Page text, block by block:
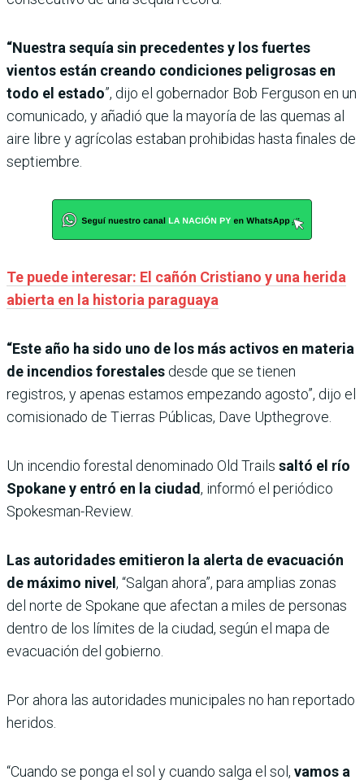
“Nuestra sequía sin precedentes y los fuertes
vientos están creando condiciones peligrosas en
todo el estado”, dijo el gobernador Bob Ferguson en un
comunicado, y añadió que la mayoría de las quemas al
aire libre y agrícolas estaban prohibidas hasta finales de
septiembre.
Te puede interesar: El cañón Cristiano y una herida
abierta en la historia paraguaya
“Este año ha sido uno de los más activos en materia
de incendios forestales desde que se tienen
registros, y apenas estamos empezando agosto”, dijo el
comisionado de Tierras Públicas, Dave Upthegrove.
Un incendio forestal denominado Old Trails saltó el río
Spokane y entró en la ciudad, informó el periódico
Spokesman-Review.
Las autoridades emitieron la alerta de evacuación
de máximo nivel , “Salgan ahora”, para amplias zonas
del norte de Spokane que afectan a miles de personas
dentro de los límites de la ciudad, según el mapa de
evacuación del gobierno.
Por ahora las autoridades municipales no han reportado
heridos.
“Cuando se ponga el sol y cuando salga el sol, vamos a